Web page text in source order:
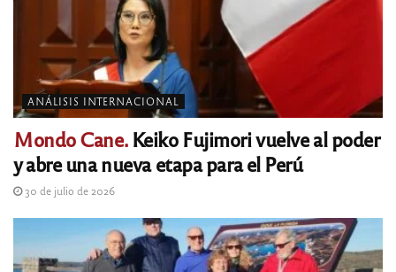
ANÁLISIS INTERNACIONAL
Mondo Cane.Keiko Fujimori vuelve al poder
y abre una nueva etapa para el Perú
30 de julio de 2026